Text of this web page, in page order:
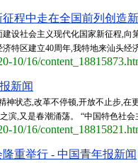
程中走在全国前列创造
设社会主义现代化国家新征程,向
特区建立40周年,我特地来汕头
10/16/
新闻
神状态,改革不停顿,开放不止步,
滨,又是春潮涌荡。 “中国特色社
10/16/
重举行 - 中国青年报新闻